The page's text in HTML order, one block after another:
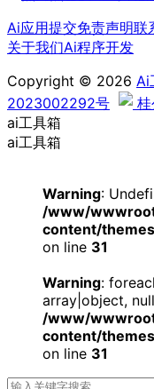
Ai应用提交免责声明联
关于我们Ai程序开发
Copyright © 2026 Ai
2023002292号
ai工具箱
ai工具箱
Warning:
/www/
content/
on line 31
Warning:
array|object,
/www/
content/
on line 31